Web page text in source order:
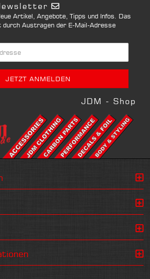
Artikel, Angebote, Tipps und Infos. Das
durch Austragen der E-Mail-Adresse
JDM - Shop